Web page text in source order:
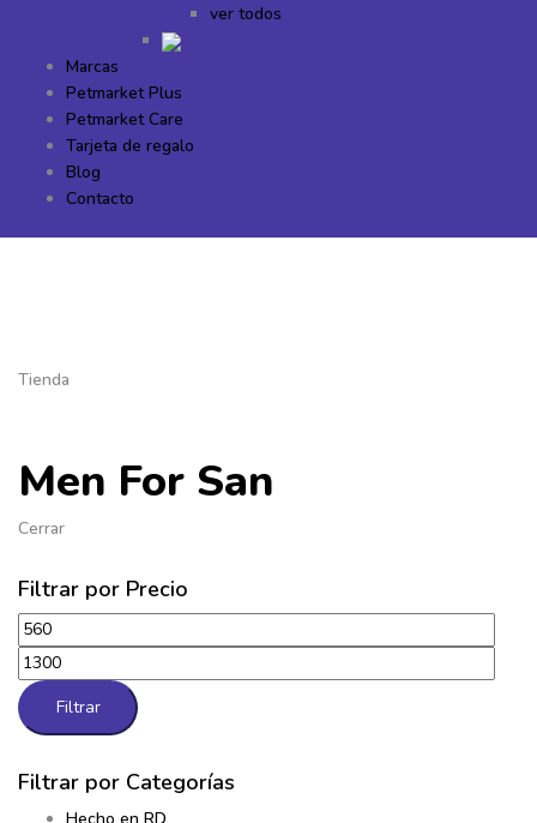
ver todos
Marcas
Petmarket Plus
Petmarket Care
Tarjeta de regalo
Blog
Contacto
Tienda
Men For San
Cerrar
Filtrar por Precio
Filtrar
Filtrar por Categorías